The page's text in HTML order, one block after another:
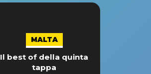
MALTA
Il best of della quinta
tappa